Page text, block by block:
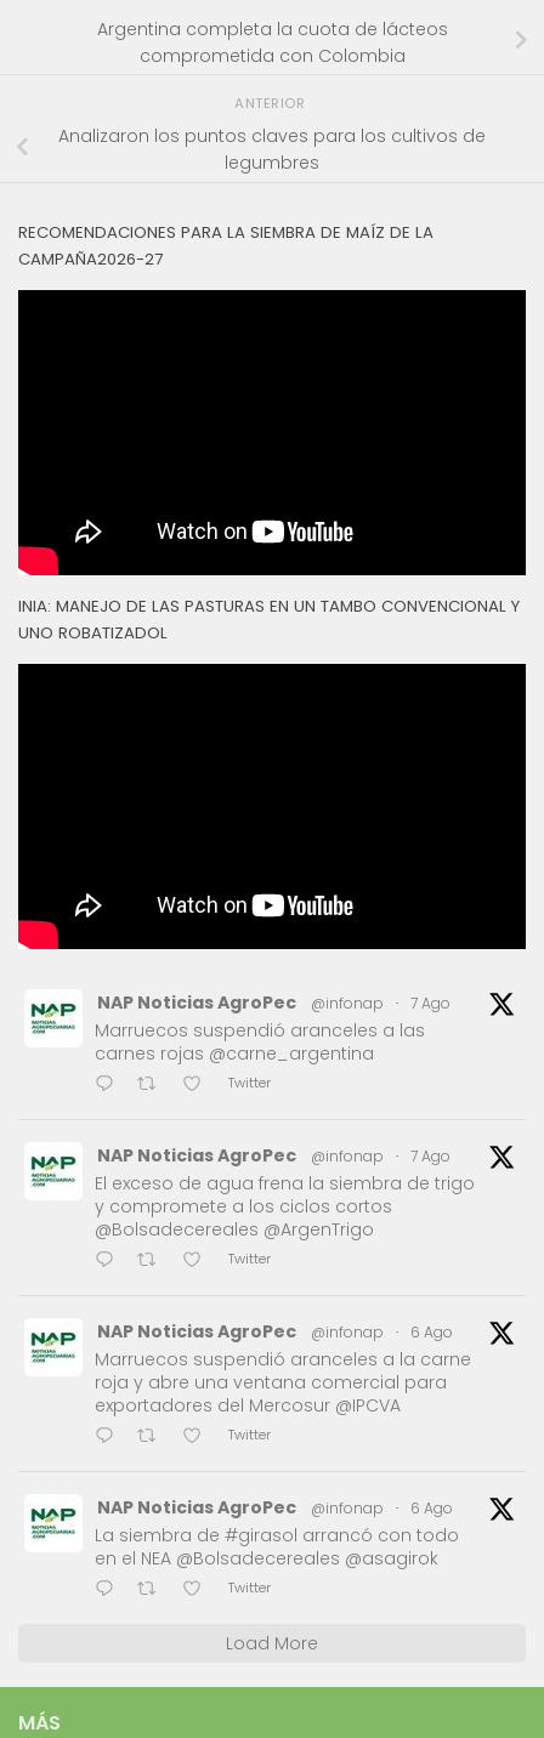
Argentina completa la cuota de lácteos
comprometida con Colombia
ANTERIOR
Analizaron los puntos claves para los cultivos de
legumbres
RECOMENDACIONES PARA LA SIEMBRA DE MAÍZ DE LA
CAMPAÑA2026-27
INIA: MANEJO DE LAS PASTURAS EN UN TAMBO CONVENCIONAL Y
UNO ROBATIZADOL
NAP Noticias AgroPec @infonap · 7 Ago
Marruecos suspendió aranceles a las
carnes rojas @carne_argentina
Twitter
NAP Noticias AgroPec @infonap · 7 Ago
El exceso de agua frena la siembra de trigo
y compromete a los ciclos cortos
@Bolsadecereales @ArgenTrigo
Twitter
NAP Noticias AgroPec @infonap · 6 Ago
Marruecos suspendió aranceles a la carne
roja y abre una ventana comercial para
exportadores del Mercosur @IPCVA
Twitter
NAP Noticias AgroPec @infonap · 6 Ago
La siembra de #girasol arrancó con todo
en el NEA @Bolsadecereales @asagirok
Twitter
Load More
MÁS